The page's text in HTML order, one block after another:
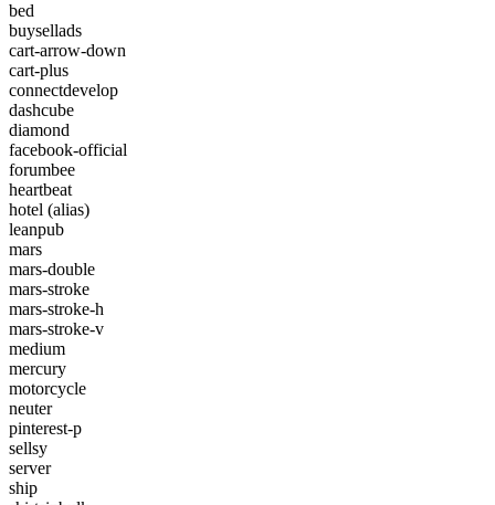
bed
buysellads
cart-arrow-down
cart-plus
connectdevelop
dashcube
diamond
facebook-official
forumbee
heartbeat
hotel (alias)
leanpub
mars
mars-double
mars-stroke
mars-stroke-h
mars-stroke-v
medium
mercury
motorcycle
neuter
pinterest-p
sellsy
server
ship